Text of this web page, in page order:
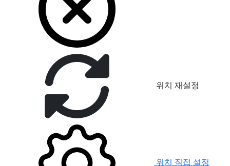
위치 재설정
위치 직접 설정